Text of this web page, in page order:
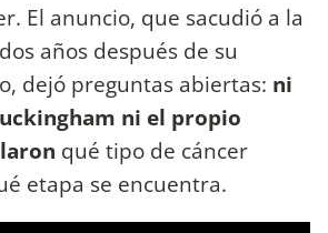
El anuncio, que sacudió a la
años después de su
dejó preguntas abiertas: ni
ni el propio
qué tipo de cáncer
etapa se encuentra.